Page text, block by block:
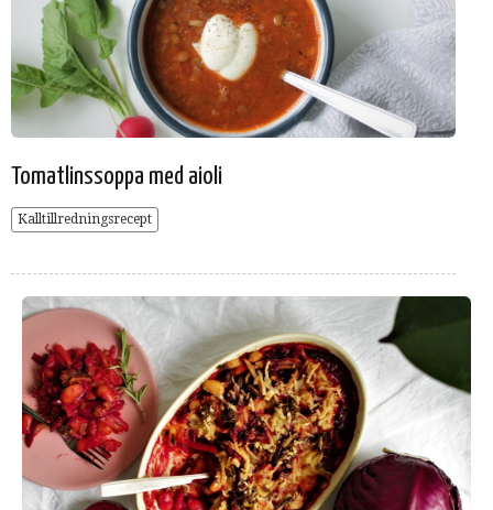
Tomatlinssoppa med aioli
Kalltillredningsrecept